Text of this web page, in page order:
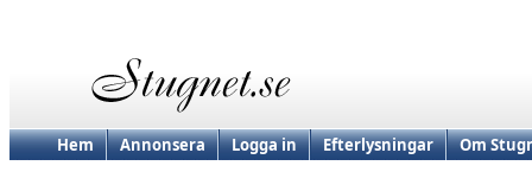
Hem Annonsera Logga in Efterlysningar Om